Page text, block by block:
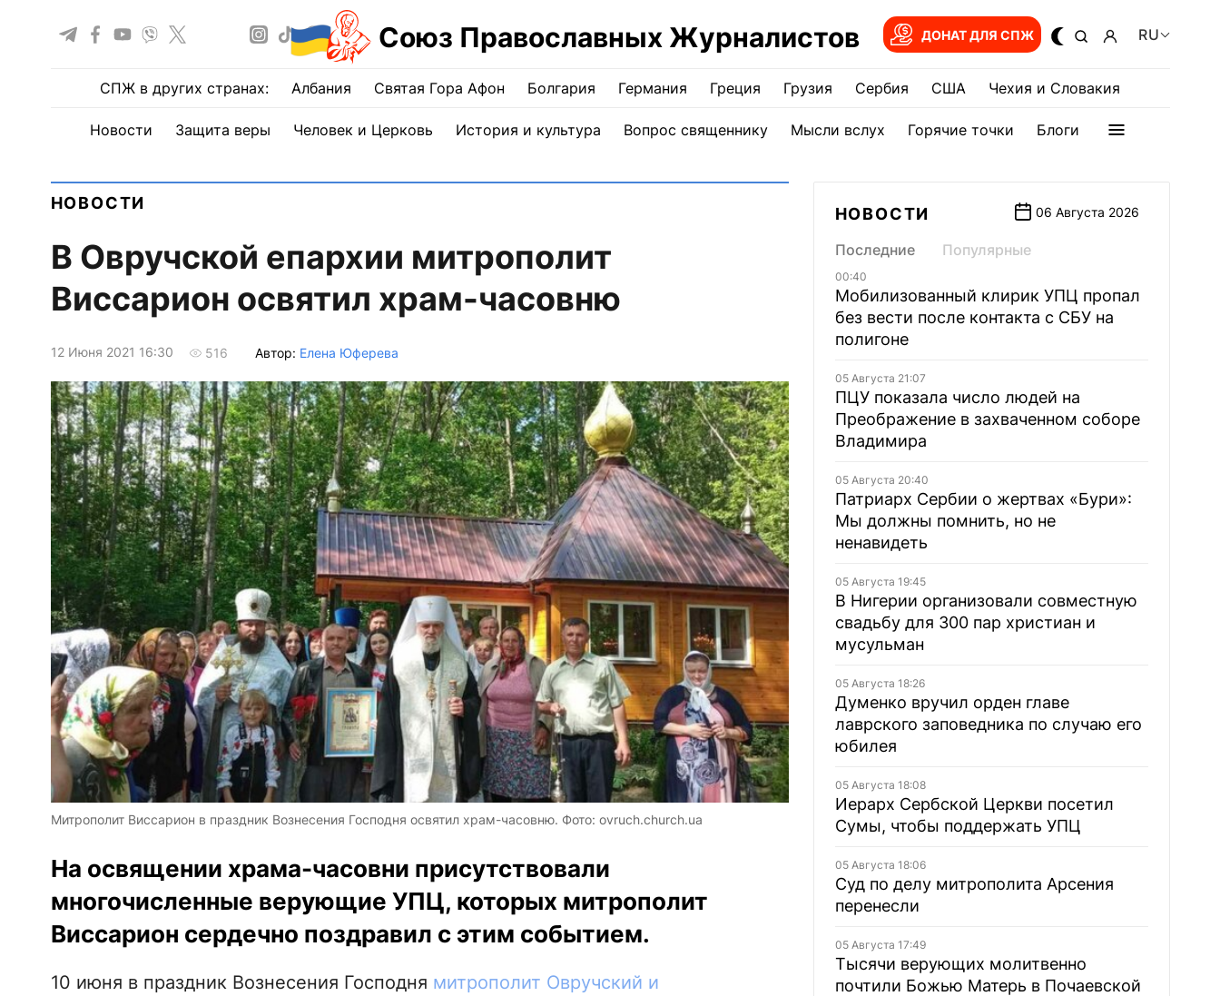
Союз Православных Журналистов ДОНАТ ДЛЯ СПЖ RU
СПЖ в других странах: Албания Святая Гора Афон Болгария Германия Греция Грузия Сербия США Чехия и Словакия
Новости Защита веры Человек и Церковь История и культура Вопрос священнику Мысли вслух Горячие точки Блоги
НОВОСТИ
В Овручской епархии митрополит
Виссарион освятил храм-часовню
12 Июня 2021 16:30 516 Автор: Елена Юферева
Митрополит Виссарион в праздник Вознесения Господня освятил храм-часовню. Фото: ovruch.church.ua
На освящении храма-часовни присутствовали
многочисленные верующие УПЦ, которых митрополит
Виссарион сердечно поздравил с этим событием.
10 июня в праздник Вознесения Господня митрополит Овручский и
НОВОСТИ 06 Августа 2026
Последние Популярные
00:40
Мобилизованный клирик УПЦ пропал
без вести после контакта с СБУ на
полигоне
05 Августа 21:07
ПЦУ показала число людей на
Преображение в захваченном соборе
Владимира
05 Августа 20:40
Патриарх Сербии о жертвах «Бури»:
Мы должны помнить, но не
ненавидеть
05 Августа 19:45
В Нигерии организовали совместную
свадьбу для 300 пар христиан и
мусульман
05 Августа 18:26
Думенко вручил орден главе
лаврского заповедника по случаю его
юбилея
05 Августа 18:08
Иерарх Сербской Церкви посетил
Сумы, чтобы поддержать УПЦ
05 Августа 18:06
Суд по делу митрополита Арсения
перенесли
05 Августа 17:49
Тысячи верующих молитвенно
почтили Божью Матерь в Почаевской